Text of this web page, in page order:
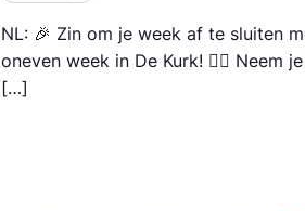
NL: 🎉 Zin om je week af te sluiten
oneven week in De Kurk! 🏳️‍🌈 Neem
[…]